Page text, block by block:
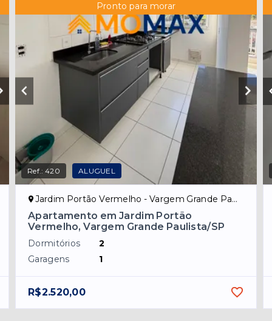
Pronto para morar
Ref.:420 ALUGUEL
Jardim Portão Vermelho - Vargem Grande Paulista/SP
Apartamento em Jardim Portão
Vermelho, Vargem Grande Paulista/SP
Dormitórios
2
Garagens
1
R$2.520,00